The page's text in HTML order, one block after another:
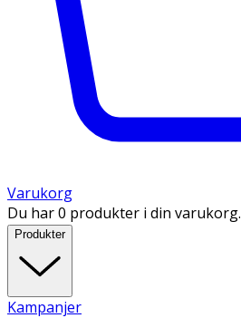
Varukorg
Du har 0 produkter i din varukorg.
Produkter
Kampanjer